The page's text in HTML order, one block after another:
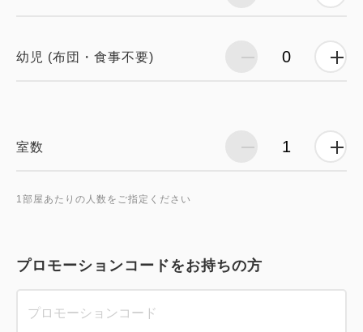
幼児 (布団・食事不要)
室数
1部屋あたりの人数をご指定ください
プロモーションコードをお持ちの方